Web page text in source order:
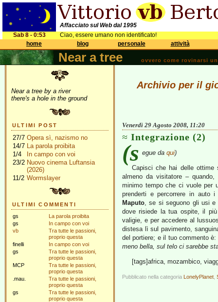
Affacciato sul Web dal 1995
Sab 8 - 0:53
Ciao, essere umano non identificato!
home
blog personale attività
Near a tree ovvero come rovinarsi
Near a tree by a river
there's a hole in the ground
ULTIMI POST
27/7 Opera sì, nazismo no
14/7 La parola proibita
1/4
In campo con voi
23/2 Nuovo cinema Luftansia
(2026)
11/2 Wormslayer
ULTIMI COMMENTI
gs
La parola proibita
gs
In campo con voi
vb
Tra tutte le passioni,
proprio questa
finelli
In campo con voi
gs
Tra tutte le passioni,
proprio questa
MCP
Tra tutte le passioni,
proprio questa
.mau.
Tra tutte le passioni,
proprio questa
gs
Tra tutte le passioni,
proprio questa
Archivio per il
Venerdì 29 Agosto 2008, 11:20
Integrazione (2)
(s egue da qui)
Capisci che hai delle ottime
almeno da visitatore –
minimo tempo che ci vuole per
prenderti e percorrere in auto i
Maputo, se si seguono gli usi e
dove risiede la tua ospite, il
valigie, e per accedere al
distesa lì sul pavimento,
del portiere; e il tuo commento è:
meno bella, sul telo ci sarebbe
[tags]africa, mozambico,
Pubblicato nella categoria LonelyPlanet